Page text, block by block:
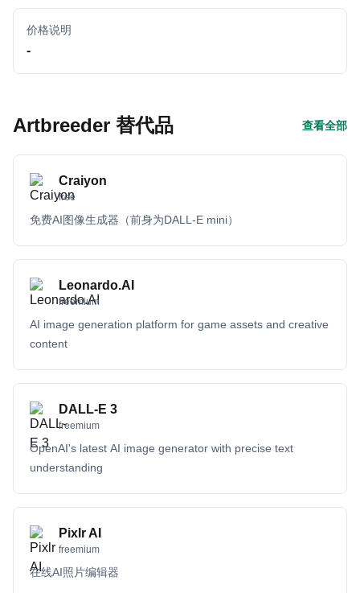
价格说明
-
Artbreeder 替代品 查看全部
Craiyon
free
免费AI图像生成器（前身为DALL-E mini）
Leonardo.AI
freemium
AI image generation platform for game assets and creative
content
DALL-E 3
freemium
OpenAI's latest AI image generator with precise text
understanding
Pixlr AI
freemium
在线AI照片编辑器